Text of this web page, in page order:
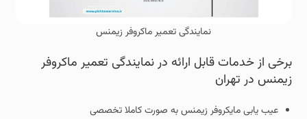
نمایندگی تعمیر ماکروفر زیمنس
برخی از خدمات قابل ارائه در نمایندگی تعمیر ماکروفر
زیمنس در تهران
عیب یابی مایکروفر زیمنس به صورت کاملا تخصصی